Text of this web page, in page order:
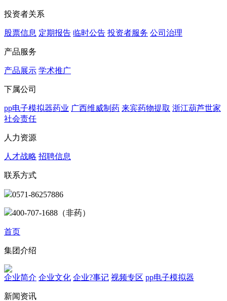
投资者关系
股票信息 定期报告 临时公告 投资者服务 公司治理
产品服务
产品展示 学术推广
下属公司
pp电子模拟器药业 广西维威制药 来宾药物提取 浙江葫芦世家
社会责任
人力资源
人才战略 招聘信息
联系方式
0571-86257886
400-707-1688（非药）
首页
集团介绍
企业简介 企业文化 企业?事记 视频专区 pp电子模拟器
新闻资讯